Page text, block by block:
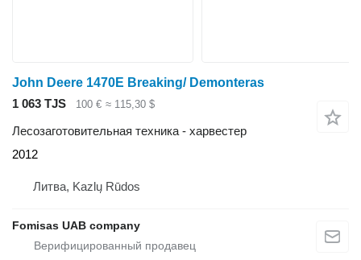
John Deere 1470E Breaking/ Demonteras
1 063 TJS
100 € ≈ 115,30 $
Лесозаготовительная техника - харвестер
2012
Литва, Kazlų Rūdos
Fomisas UAB company